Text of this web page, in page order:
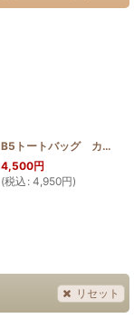
B5トートバッグ カクレクマノミとサンゴ
4,500円
(税込 : 4,950円)
リセット